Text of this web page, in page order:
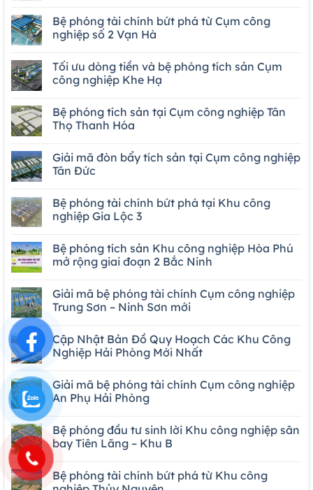
Bệ phóng tài chính bứt phá từ Cụm công
nghiệp số 2 Vạn Hà
Tối ưu dòng tiền và bệ phóng tích sản Cụm
công nghiệp Khe Hạ
Bệ phóng tích sản tại Cụm công nghiệp Tân
Thọ Thanh Hóa
Giải mã đòn bẩy tích sản tại Cụm công nghiệp
Tân Đức
Bệ phóng tài chính bứt phá tại Khu công
nghiệp Gia Lộc 3
Bệ phóng tích sản Khu công nghiệp Hòa Phú
mở rộng giai đoạn 2 Bắc Ninh
Giải mã bệ phóng tài chính Cụm công nghiệp
Trung Sơn – Ninh Sơn mới
Cập Nhật Bản Đồ Quy Hoạch Các Khu Công
Nghiệp Hải Phòng Mới Nhất
Giải mã bệ phóng tài chính Cụm công nghiệp
An Phụ Hải Phòng
Bệ phóng đầu tư sinh lời Khu công nghiệp sân
bay Tiên Lãng – Khu B
Bệ phóng tài chính bứt phá từ Khu công